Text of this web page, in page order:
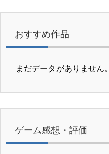
おすすめ作品
まだデータがありません。
ゲーム感想・評価